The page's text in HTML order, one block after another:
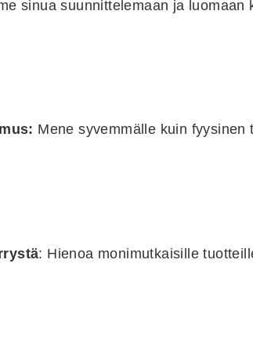
sinua suunnittelemaan ja luomaan
Mene syvemmälle kuin fyysinen
: Hienoa monimutkaisille